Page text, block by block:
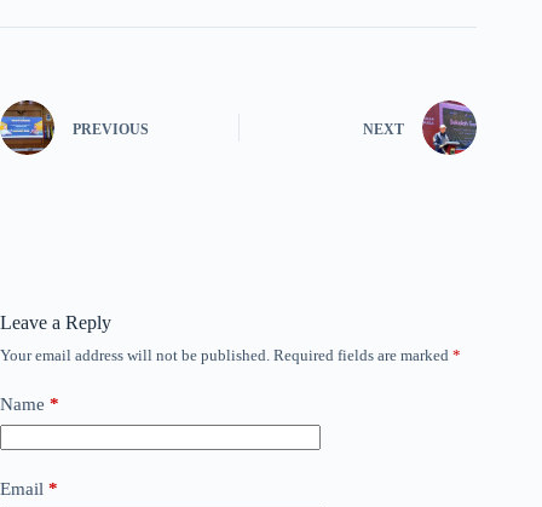
PREVIOUS NEXT
Leave a Reply
Your email address will not be published. Required fields are marked *
Name *
Email *